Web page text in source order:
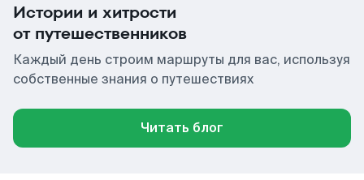
Истории и хитрости
от путешественников
Каждый день строим маршруты для вас, используя
собственные знания о путешествиях
Читать блог